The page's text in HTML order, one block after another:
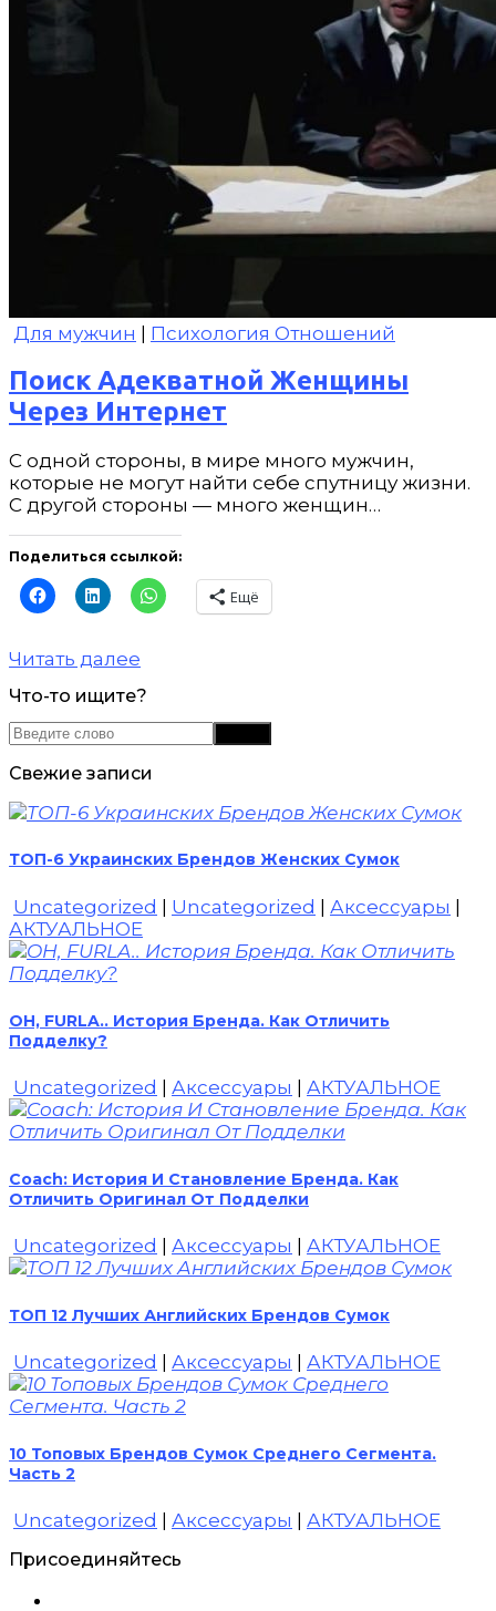
Для мужчин | Психология Отношений
Поиск Адекватной Женщины
Через Интернет
С одной стороны, в мире много мужчин,
которые не могут найти себе спутницу жизни.
С другой стороны — много женщин…
Поделиться ссылкой:
Ещё
Читать далее
Что-то ищите?
Свежие записи
ТОП-6 Украинских Брендов Женских Сумок
Uncategorized | Uncategorized | Аксессуары |
АКТУАЛЬНОЕ
OH, FURLA.. История Бренда. Как Отличить
Подделку?
Uncategorized Аксессуары АКТУАЛЬНОЕ
Coach: История И Становление Бренда. Как
Отличить Оригинал От Подделки
Uncategorized Аксессуары АКТУАЛЬНОЕ
ТОП 12 Лучших Английских Брендов Сумок
Uncategorized Аксессуары АКТУАЛЬНОЕ
10 Топовых Брендов Сумок Среднего Сегмента.
Часть 2
Uncategorized Аксессуары АКТУАЛЬНОЕ
Присоединяйтесь